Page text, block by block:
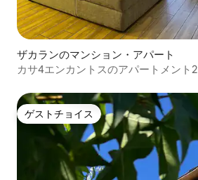
ザカランのマンション・アパート
カサ4エンカントスのアパートメント2
ゲストチョイス
ゲストチョイス